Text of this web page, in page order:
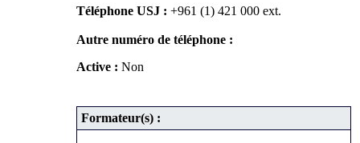
Téléphone USJ : +961 (1) 421 000 ext.
Autre numéro de téléphone :
Active : Non
Formateur(s) :